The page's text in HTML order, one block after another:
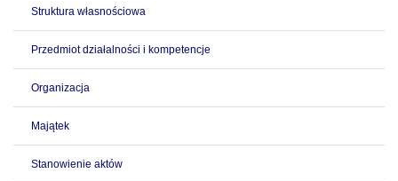
Struktura własnościowa
Przedmiot działalności i kompetencje
Organizacja
Majątek
Stanowienie aktów